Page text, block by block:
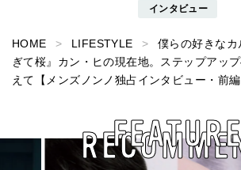
インタビュー
HOME LIFESTYLE 僕らの好きなカ
ぎて桜』カン・ヒの現在地。ステップアッ
えて【メンズノンノ独占インタビュー・前編